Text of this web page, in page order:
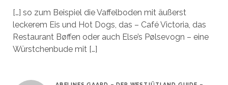
[…] so zum Beispiel die Vaffelboden mit äußerst
leckerem Eis und Hot Dogs, das – Café Victoria, das
Restaurant Bøffen oder auch Else’s Pølsevogn – eine
Würstchenbude mit […]